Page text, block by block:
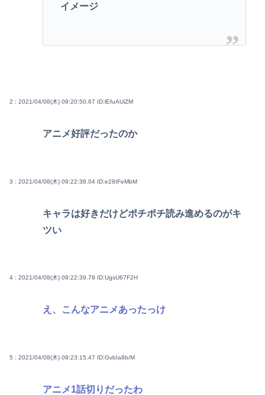
イメージ
2 : 2021/04/08(木) 09:20:50.67 ID:lEfuAUiZM
アニメ好評だったのか
3 : 2021/04/08(木) 09:22:38.04 ID:e28tFeMbM
キャラは好きだけどポチポチ読み進めるのがキ
ツい
4 : 2021/04/08(木) 09:22:39.79 ID:UgsU67F2H
え、こんなアニメあったっけ
5 : 2021/04/08(木) 09:23:15.47 ID:GvbIa8b/M
アニメ1話切りだったわ